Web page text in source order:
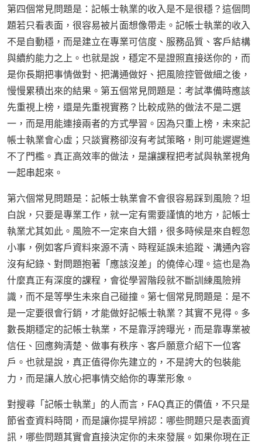
第四個常見問題是：記帳士執業的收入是不是很穩？這個問
題若只看表面，很容易被片面想像帶走。記帳士執業的收入
不是自動穩，而是建立在專業可信度、服務品質、客戶結構
與續約能力之上。也就是說，穩定不是證照直接送你的，而
是你長期把事情做對、把溝通做好、把風險控管做細之後，
慢慢累積出來的結果。第五個常見問題是：考試準備時應該
先重視上榜，還是先重視實務？比較成熟的做法不是二選
一，而是用能連接兩者的方式學習。因為只重上榜，未來記
帳士執業會心虛；只談實務卻沒有考試策略，則可能遲遲進
不了門檻。真正高效率的做法，是讓課程把考試與執業視角
一起串起來。
第六個常見問題是：記帳士執業會不會很容易踩到風險？坦
白說，只要是專業工作，就一定有需要謹慎的地方，記帳士
執業尤其如此。風險不一定來自大錯，很多時候是來自輕忽
小事，例如客戶資料來源不清、時程延誤未追蹤、溝通內容
沒有紀錄、對問題抱著「應該沒差」的僥倖心理。這也是為
什麼真正有深度的課程，會從學習階段就不斷訓練風險辨
識，而不是等學生未來自己碰撞。第七個常見問題是：是不
是一定要很會行銷，才能做好記帳士執業？其實不見得。多
數長期穩定的記帳士執業，不是靠浮誇曝光，而是靠專業被
信任、回應夠清楚、做事有秩序、客戶願意介紹下一位客
戶。也就是說，真正值得你先建立的，不是誇大的包裝能
力，而是讓人放心把事情交給你的專業形象。
對搜尋「記帳士執業」的人而言，FAQ真正的價值，不只是
節省查資料時間，而是讓你提早辨認：哪些問題只是表面資
訊，哪些問題其實會直接決定你的未來發展。如果你現在正